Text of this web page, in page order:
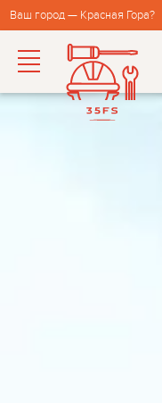
Ваш город — Красная Гора?